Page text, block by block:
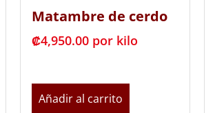
Matambre de cerdo
₡4,950.00 por kilo
Añadir al carrito